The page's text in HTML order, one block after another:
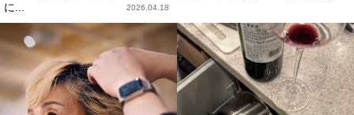
に...
2026.04.18